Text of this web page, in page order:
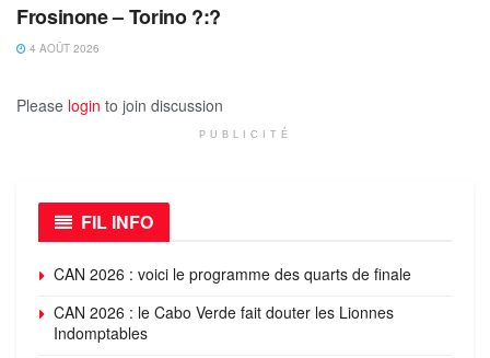
Frosinone – Torino ?:?
4 AOÛT 2026
Please login to join discussion
PUBLICITÉ
FIL INFO
CAN 2026 : voici le programme des quarts de finale
CAN 2026 : le Cabo Verde fait douter les Lionnes
Indomptables